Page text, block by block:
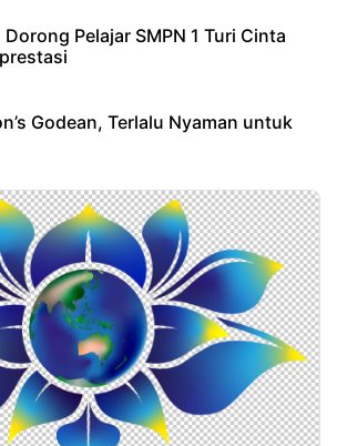
Pelajar SMPN 1 Turi Cinta
Godean, Terlalu Nyaman untuk